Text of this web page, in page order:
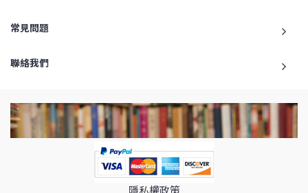
常見問題
聯絡我們
隱私權政策